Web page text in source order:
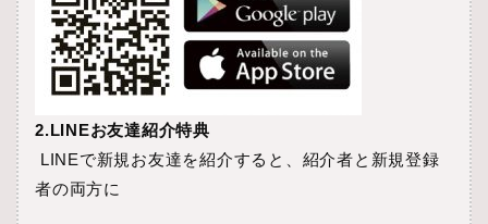
2.LINEお友達紹介特典
LINEで新規お友達を紹介すると、紹介者と新規登録
者の両方に